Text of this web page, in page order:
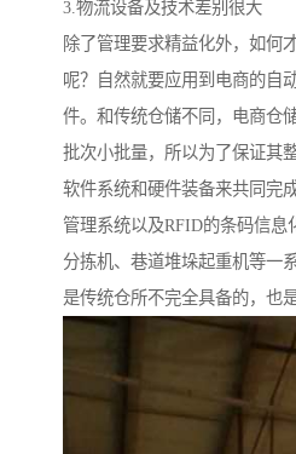
3.物流设备及技术差别很大
除了管理要求精益化外，如何
呢？自然就要应用到电商的自
件。和传统仓储不同，电商仓
批次小批量，所以为了保证其
软件系统和硬件装备来共同完
管理系统以及RFID的条码信息
分拣机、巷道堆垛起重机等一
是传统仓所不完全具备的，也